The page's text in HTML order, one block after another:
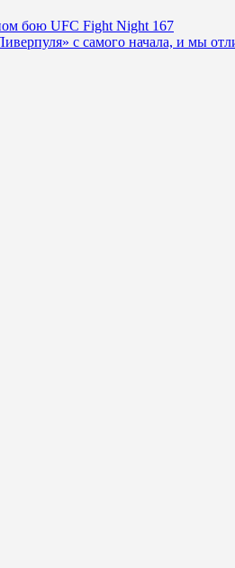
бою UFC Fight Night 167
с самого начала, и мы